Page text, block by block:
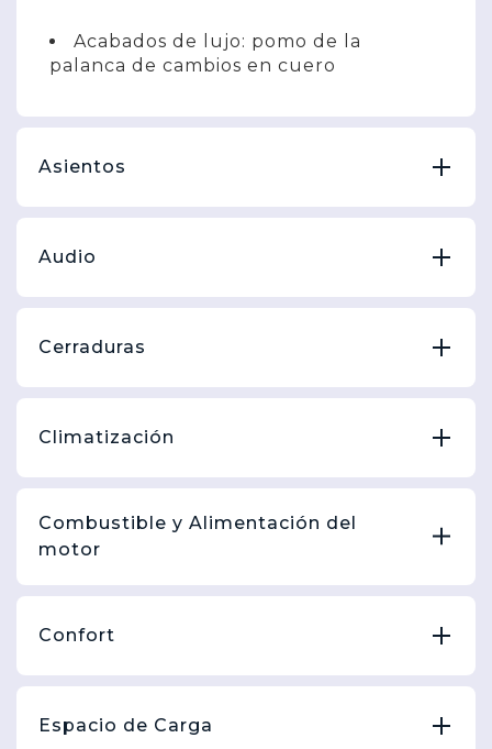
Acabados de lujo: pomo de la
palanca de cambios en cuero
Asientos
Audio
Cerraduras
Climatización
Combustible y Alimentación del
motor
Confort
Espacio de Carga